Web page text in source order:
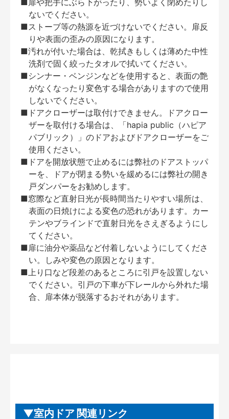
■扉や把手にぶら下がったり、勢いよく閉めたりし
ないでください。
■ストーブ等の熱源を近づけないでください。扉反
りや表面の歪みの原因になります。
■汚れが付いた場合は、乾拭きもしくは薄めた中性
洗剤で固く絞ったタオルで拭いてください。
■シンナー・ベンジンなどを使用すると、表面の艶
がなくなったり変色する場合がありますので使用
しないでください。
■ドアクローザーは取付けできません。ドアクロー
ザーを取付ける場合は、「hapia public（ハピア
パブリック）」のドアおよびドアクローザーをご
使用ください。
■ドアを開放状態で止めるには弊社のドアストッパ
ーを、ドアが閉まる勢いを緩めるには弊社の開き
戸ダンパーをお勧めします。
■窓際など直射日光が長時間当たりやすい場所は、
表面の日焼けによる変色の恐れがあります。カー
テンやブラインドで直射日光をさえぎるようにし
てください。
■扉に油分や薬品など付着しないようにしてくださ
い。しみや変色の原因となります。
■上り口など段差のあるところに引戸を設置しない
でください。引戸の下車が下レールから外れた場
合、扉本体が脱落するおそれがあります。
室内ドア 関連リンク